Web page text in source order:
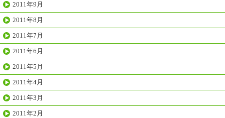
2011年9月
2011年8月
2011年7月
2011年6月
2011年5月
2011年4月
2011年3月
2011年2月